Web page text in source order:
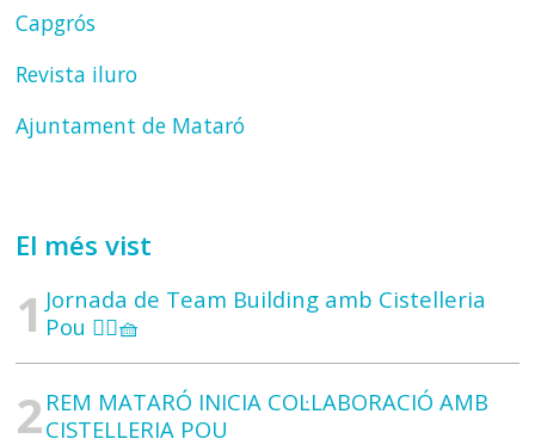
Capgrós
Revista iluro
Ajuntament de Mataró
El més vist
Jornada de Team Building amb Cistelleria
Pou 🚣‍♀️🧺
REM MATARÓ INICIA COL·LABORACIÓ AMB
CISTELLERIA POU